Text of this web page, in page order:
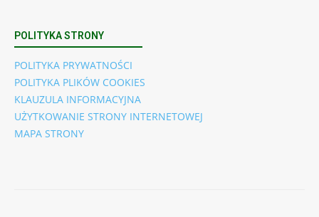
POLITYKA STRONY
POLITYKA PRYWATNOŚCI
POLITYKA PLIKÓW COOKIES
KLAUZULA INFORMACYJNA
UŻYTKOWANIE STRONY INTERNETOWEJ
MAPA STRONY